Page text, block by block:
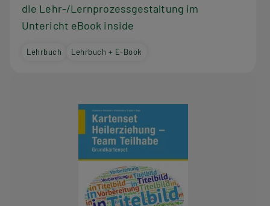
die Lehr-/Lernprozessgestaltung im
Untericht eBook inside
Lehrbuch Lehrbuch + E-Book